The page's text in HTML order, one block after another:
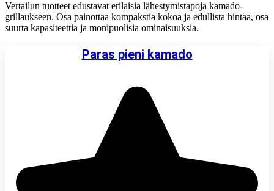
Vertailun tuotteet edustavat erilaisia lähestymistapoja kamado-
grillaukseen. Osa painottaa kompakstia kokoa ja edullista hintaa, osa
suurta kapasiteettia ja monipuolisia ominaisuuksia.
Paras pieni kamado